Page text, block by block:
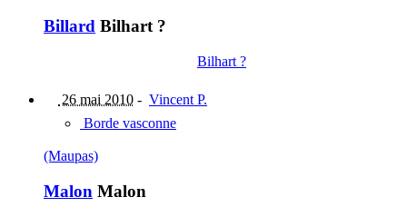
Billard Bilhart ?
Bilhart ?
26 mai 2010 - Vincent P.
Borde vasconne
(Maupas)
Malon Malon